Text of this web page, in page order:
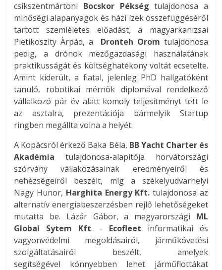
csíkszentmártoni Bocskor Pékség tulajdonosa a
minőségi alapanyagok és házi ízek összefüggéséről
tartott szemléletes előadást, a magyarkanizsai
Pletikoszity Àrpàd, a Dronteh Orom tulajdonosa
pedig, a drónok mezőgazdasági használatának
praktikusságát és költséghatékony voltát ecsetelte.
Amint kiderült, a fiatal, jelenleg PhD hallgatóként
tanuló, robotikai mérnök diplomával rendelkező
vállalkozó pár év alatt komoly teljesítményt tett le
az asztalra, prezentációja bármelyik Startup
ringben megállta volna a helyét.
A Kopácsról érkező Baka Béla, BB Yacht Charter és
Akadémia tulajdonosa-alapítója horvátországi
szórvány vállakozásainak eredményeiről és
nehézségeiről beszélt, míg a székelyudvarhelyi
Nagy Hunor, Harghita Energy Kft. tulajdonosa az
alternatív energiabeszerzésben rejlő lehetőségeket
mutatta be. Lázár Gábor, a magyarországi ML
Global Sytem Kft. - Ecofleet informatikai és
vagyonvédelmi megoldásairól, járműkövetési
szolgáltatásairól beszélt, amelyek
segítségével könnyebben lehet járműflottákat